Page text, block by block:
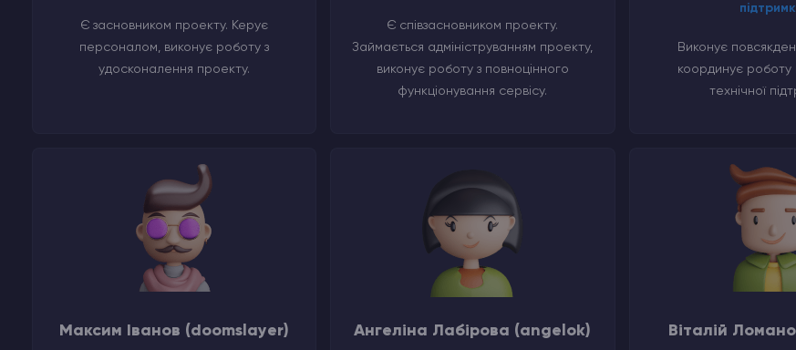
Є засновником проекту. Керує
персоналом, виконує роботу з
удосконалення проекту.
Є співзасновником проекту.
Займається адмініструванням проекту,
виконує роботу з повноцінного
функціонування сервісу.
Виконує
координує роботу
технічної
Максим Іванов (doomslayer) Ангеліна Лабірова (angelok) Віталій